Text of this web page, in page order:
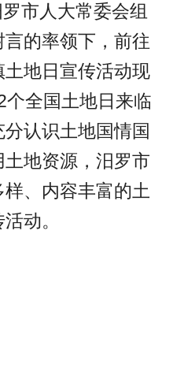
市人大常委会组
的率领下，前往
地日宣传活动现
全国土地日来临
认识土地国情国
地资源，汨罗市
、内容丰富的土
动。